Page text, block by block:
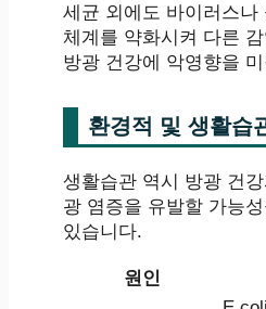
세균 외에도 바이러스
체계를 약화시켜 다른
방광 건강에 악영향을
환경적 및 생활습
생활습관 역시 방광 건
광 염증을 유발할 가능
있습니다.
원인